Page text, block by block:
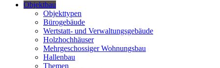
Objektbau
Objekttypen
Bürogebäude
Wertstatt- und Verwaltungsgebäude
Holzhochhäuser
Mehrgeschossiger Wohnungsbau
Hallenbau
Themen